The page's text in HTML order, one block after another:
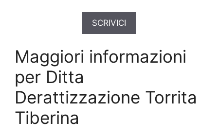
SCRIVICI
Maggiori informazioni
per Ditta
Derattizzazione Torrita
Tiberina